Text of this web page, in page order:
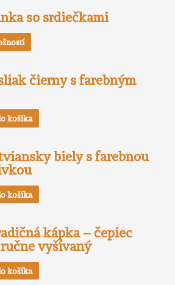
so srdiečkami
čierny s farebným
košíka
biely s farebnou
košíka
kápka – čepiec
vyšívaný
košíka